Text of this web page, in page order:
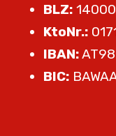
BLZ: 14000
KtoNr.:
IBAN:
BIC: